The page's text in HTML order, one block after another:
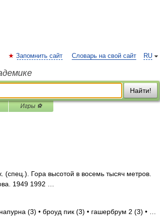
RU
Запомнить сайт Словарь на свой сайт
Найти!
Игры ⚽
Гора высотой в восемь тысяч метров.
1949 1992 …
(3) • броуд пик (3) • гашербрум 2 (3) • …